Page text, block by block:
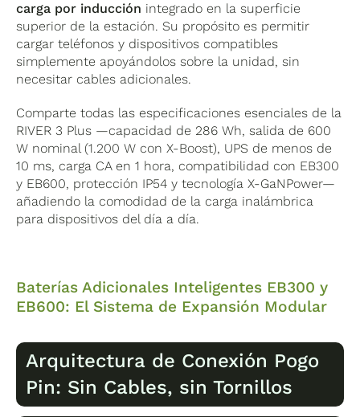
carga por inducción integrado en la superficie
superior de la estación. Su propósito es permitir
cargar teléfonos y dispositivos compatibles
simplemente apoyándolos sobre la unidad, sin
necesitar cables adicionales.
Comparte todas las especificaciones esenciales de la
RIVER 3 Plus —capacidad de 286 Wh, salida de 600
W nominal (1.200 W con X-Boost), UPS de menos de
10 ms, carga CA en 1 hora, compatibilidad con EB300
y EB600, protección IP54 y tecnología X-GaNPower—
añadiendo la comodidad de la carga inalámbrica
para dispositivos del día a día.
Baterías Adicionales Inteligentes EB300 y
EB600: El Sistema de Expansión Modular
Arquitectura de Conexión Pogo
Pin: Sin Cables, sin Tornillos